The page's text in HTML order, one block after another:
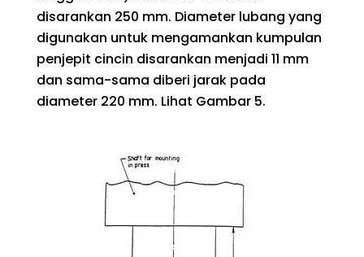
disarankan 250 mm. Diameter lubang yang
digunakan untuk mengamankan kumpulan
penjepit cincin disarankan menjadi 11 mm
dan sama-sama diberi jarak pada
diameter 220 mm. Lihat Gambar 5.